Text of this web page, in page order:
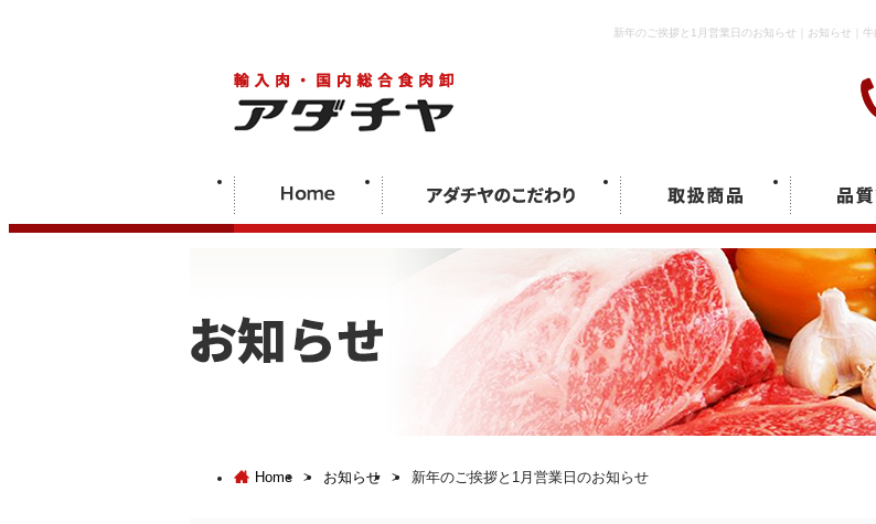
新年のご挨拶と1月営業日のお知らせ｜お知らせ｜
Home > お知らせ > 新年のご挨拶と1月営業日のお知らせ